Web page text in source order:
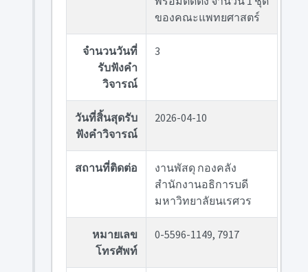
ของคณะแพทยศาสตร์
จำนวนวันที่
รับฟังคำ
วิจารณ์
3
วันที่สิ้นสุดรับ
ฟังคำวิจารณ์
2026-04-10
สถานที่ติดต่อ
งานพัสดุ กองคลัง
สำนักงานอธิการบดี
มหาวิทยาลัยนเรศวร
หมายเลข
โทรศัพท์
0-5596-1149, 7917